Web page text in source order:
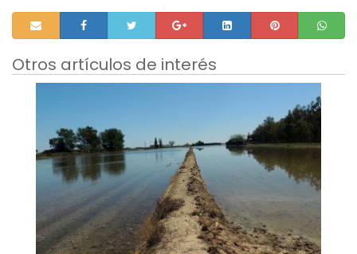
Otros artículos de interés